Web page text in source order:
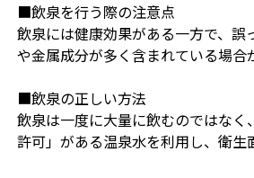
■飲泉を行う際の注意点
飲泉には健康効果がある一方で、
や金属成分が多く含まれている場合
■飲泉の正しい方法
飲泉は一度に大量に飲むのではな
許可」がある温泉水を利用し、衛生